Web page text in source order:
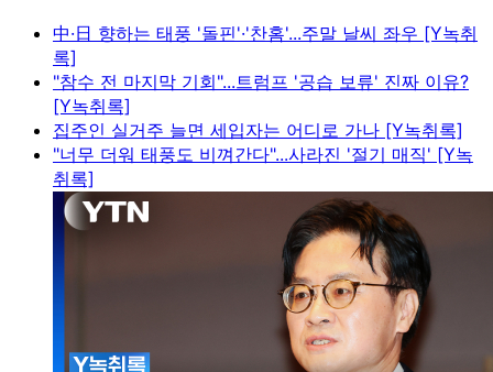
中·日 향하는 태풍 '돌핀'·'찬홈'...주말 날씨 좌우 [Y녹취
록]
"참수 전 마지막 기회"...트럼프 '공습 보류' 진짜 이유?
[Y녹취록]
집주인 실거주 늘면 세입자는 어디로 가나 [Y녹취록]
"너무 더워 태풍도 비껴간다"...사라진 '절기 매직' [Y녹
취록]